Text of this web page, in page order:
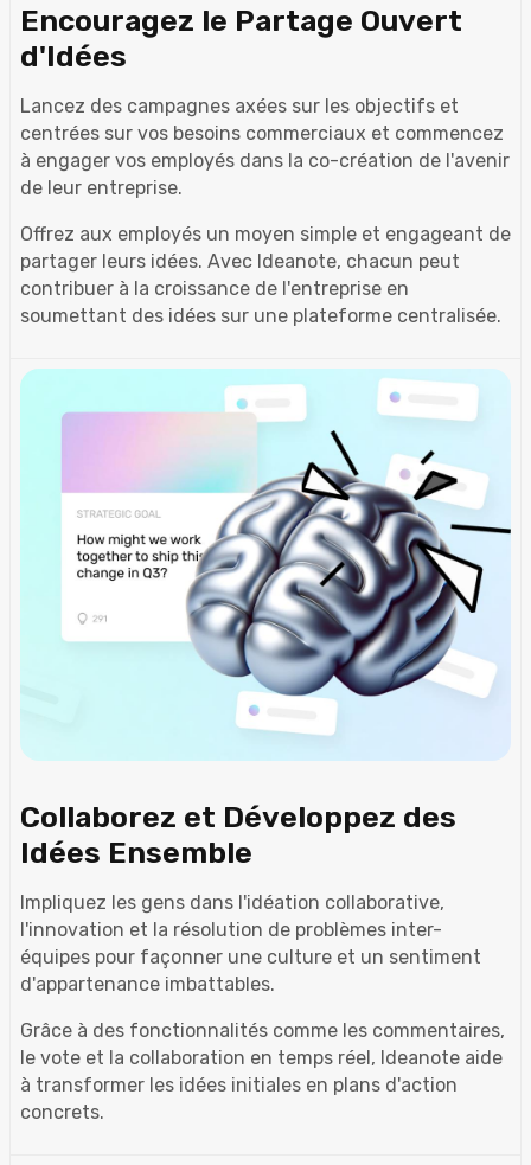
Encouragez le Partage Ouvert
d'Idées
Lancez des campagnes axées sur les objectifs et
centrées sur vos besoins commerciaux et commencez
à engager vos employés dans la co-création de l'avenir
de leur entreprise.
Offrez aux employés un moyen simple et engageant de
partager leurs idées. Avec Ideanote, chacun peut
contribuer à la croissance de l'entreprise en
soumettant des idées sur une plateforme centralisée.
Collaborez et Développez des
Idées Ensemble
Impliquez les gens dans l'idéation collaborative,
l'innovation et la résolution de problèmes inter-
équipes pour façonner une culture et un sentiment
d'appartenance imbattables.
Grâce à des fonctionnalités comme les commentaires,
le vote et la collaboration en temps réel, Ideanote aide
à transformer les idées initiales en plans d'action
concrets.